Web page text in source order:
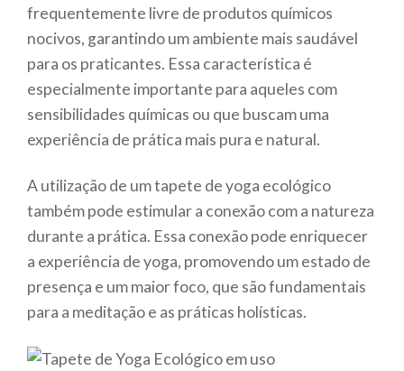
frequentemente livre de produtos químicos
nocivos, garantindo um ambiente mais saudável
para os praticantes. Essa característica é
especialmente importante para aqueles com
sensibilidades químicas ou que buscam uma
experiência de prática mais pura e natural.
A utilização de um tapete de yoga ecológico
também pode estimular a conexão com a natureza
durante a prática. Essa conexão pode enriquecer
a experiência de yoga, promovendo um estado de
presença e um maior foco, que são fundamentais
para a meditação e as práticas holísticas.